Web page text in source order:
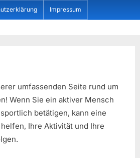
Impressum
umfassenden Seite rund um
Wenn Sie ein aktiver Mensch
betätigen, kann eine
Ihre Aktivität und Ihre